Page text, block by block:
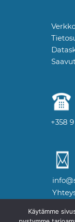
+358
Käytämme